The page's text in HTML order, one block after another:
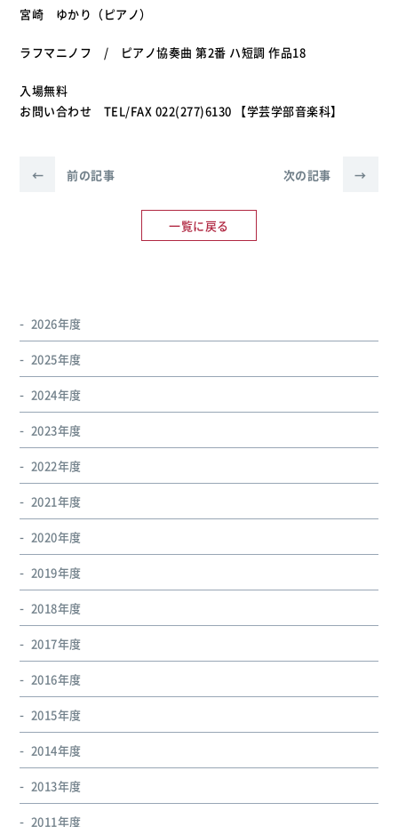
宮崎 ゆかり（ピアノ）
ラフマニノフ / ピアノ協奏曲 第2番 ハ短調 作品18
入場無料
お問い合わせ TEL/FAX 022(277)6130 【学芸学部音楽科】
← 前の記事
一覧に戻る
次の記事 →
2026年度
2025年度
2024年度
2023年度
2022年度
2021年度
2020年度
2019年度
2018年度
2017年度
2016年度
2015年度
2014年度
2013年度
2011年度